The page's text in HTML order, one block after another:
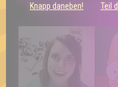
Knapp daneben! Teil